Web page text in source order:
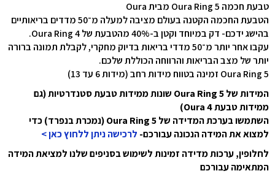
טבעת חכמה Oura Ring 5 מבית Oura
הטבעת החכמה הקטנה בעולם מציבה למעלה מ־50 מדדים בריאותיים
בהישג ידכם- דק במיוחד וקטן ב-40% מהטבעת של Oura Ring 4.
עקבו אחר יותר מ־50 מדדי בריאות בדיוק מחקרי, לקבלת תמונה ברורה
יותר של מצב הבריאות והרווחה הכוללת שלכם.
Oura Ring 5 זמינה בטווח מידות רחב (מידות 6 עד 13)
המידות של Oura Ring 5 שונות ממידות טבעת סטנדרטיות (גם
ממידות טבעת Oura 4)
השתמשו בערכת המדידה של Oura Ring 5 (נמכרת בנפרד) כדי
למצוא את המידה הנכונה עבורכם- לרכישה ניתן ללחוץ כאן >
לחלופין, ערכות מדידה זמינות לשימוש בסניפים שלנו למציאת המידה
המתאימה עבורכם